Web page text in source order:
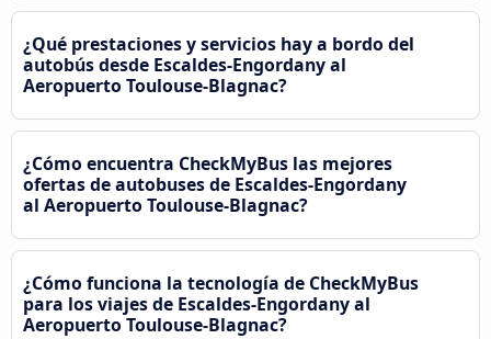
¿Qué prestaciones y servicios hay a bordo del
autobús desde Escaldes-Engordany al
Aeropuerto Toulouse-Blagnac?
¿Cómo encuentra CheckMyBus las mejores
ofertas de autobuses de Escaldes-Engordany
al Aeropuerto Toulouse-Blagnac?
¿Cómo funciona la tecnología de CheckMyBus
para los viajes de Escaldes-Engordany al
Aeropuerto Toulouse-Blagnac?